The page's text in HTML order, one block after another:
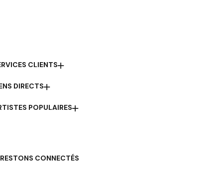
CLIENTS
DIRECTS
POPULAIRES
RESTONS CONNECTÉS